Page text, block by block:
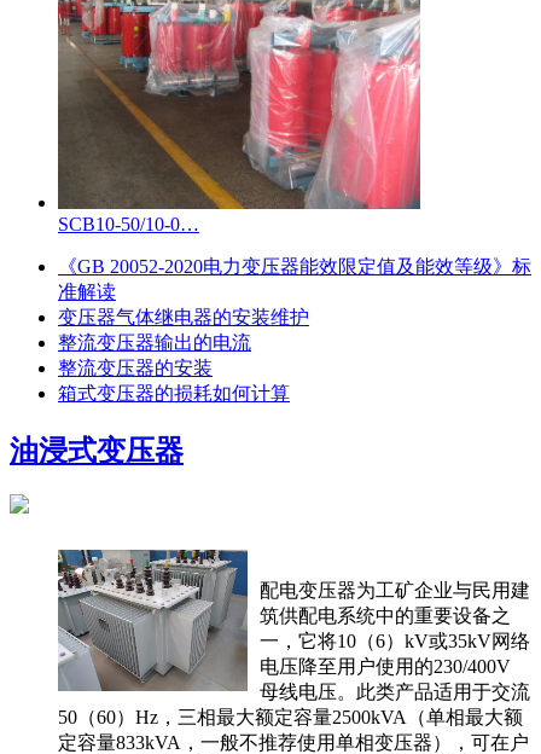
SCB10-50/10-0…
《GB 20052-2020电力变压器能效限定值及能效等级》标
准解读
变压器气体继电器的安装维护
整流变压器输出的电流
整流变压器的安装
箱式变压器的损耗如何计算
油浸式变压器
配电变压器为工矿企业与民用建
筑供配电系统中的重要设备之
一，它将10（6）kV或35kV网络
电压降至用户使用的230/400V
母线电压。此类产品适用于交流
50（60）Hz，三相最大额定容量2500kVA（单相最大额
定容量833kVA，一般不推荐使用单相变压器），可在户